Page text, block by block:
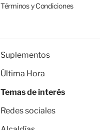
Términos y Condiciones
Suplementos
Última Hora
Temas de interés
Redes sociales